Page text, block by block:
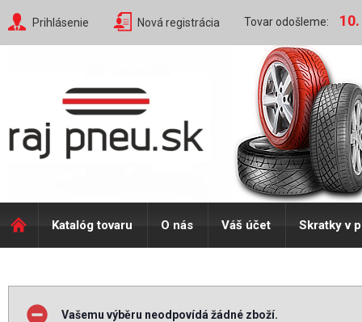
Prihlásenie Nová registrácia Tovar odošleme:
Katalóg tovaru O nás Váš účet Skratky v
Vašemu výběru neodpovídá žádné zboží.